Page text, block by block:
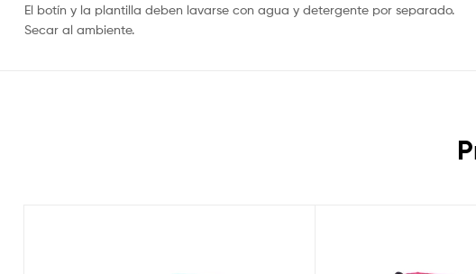
El botín y la plantilla deben lavarse con agua y detergente por separado.
Secar al ambiente.